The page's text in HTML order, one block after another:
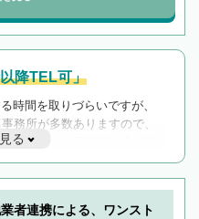
降TEL可」
時間を取りづらいですが、
務所が多数ありますので、
そのような事務所に絞り込
可の条件
検索
る
者連携による、ワンスト